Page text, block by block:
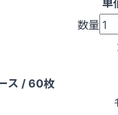
数量
ス / 60枚